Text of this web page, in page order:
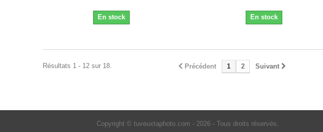
En stock En stock
Précédent 1 2 Suivant
Résultats 1 - 12 sur 18.
Copyright © tuveuxtaphoto.com - 2026 - Tous droits réservés.